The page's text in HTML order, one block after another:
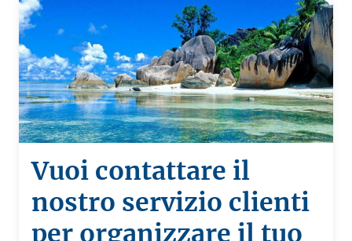
Vuoi contattare il
nostro servizio clienti
per organizzare il tuo